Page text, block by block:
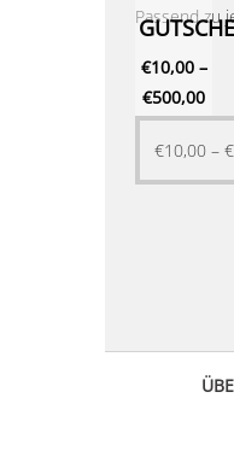
Passend zu
€10,00–
€500,00
€10,00 – €